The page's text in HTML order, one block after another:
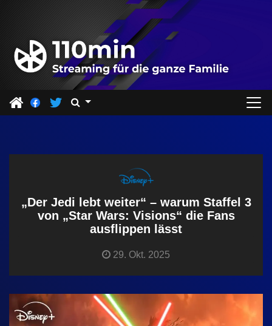
„Der Jedi lebt weiter“ – warum Staffel 3
von „Star Wars: Visions“ die Fans
ausflippen lässt
29. Okt. 2025